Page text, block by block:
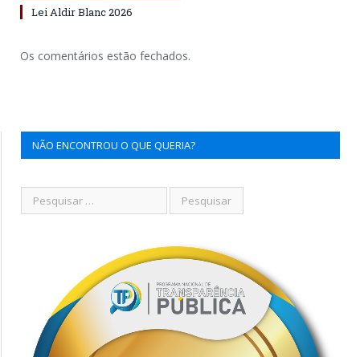
Lei Aldir Blanc 2026
Os comentários estão fechados.
NÃO ENCONTROU O QUE QUERIA?